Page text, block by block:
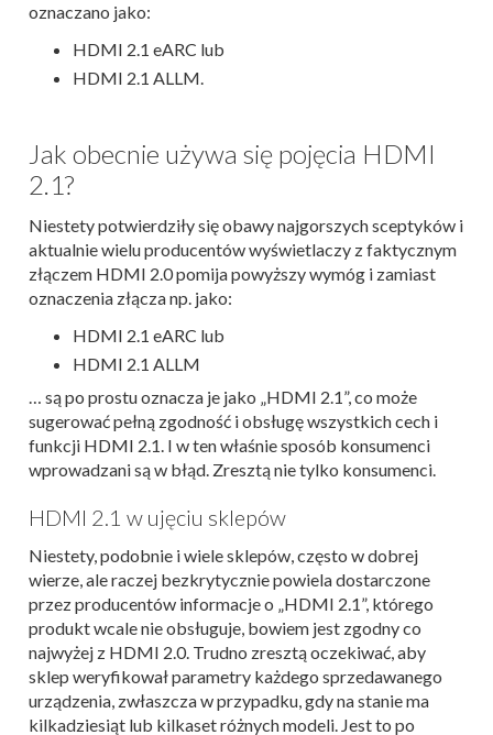
oznaczano jako:
HDMI 2.1 eARC lub
HDMI 2.1 ALLM.
Jak obecnie używa się pojęcia HDMI
2.1?
Niestety potwierdziły się obawy najgorszych sceptyków i
aktualnie wielu producentów wyświetlaczy z faktycznym
złączem HDMI 2.0 pomija powyższy wymóg i zamiast
oznaczenia złącza np. jako:
HDMI 2.1 eARC lub
HDMI 2.1 ALLM
… są po prostu oznacza je jako „HDMI 2.1”, co może
sugerować pełną zgodność i obsługę wszystkich cech i
funkcji HDMI 2.1. I w ten właśnie sposób konsumenci
wprowadzani są w błąd. Zresztą nie tylko konsumenci.
HDMI 2.1 w ujęciu sklepów
Niestety, podobnie i wiele sklepów, często w dobrej
wierze, ale raczej bezkrytycznie powiela dostarczone
przez producentów informacje o „HDMI 2.1”, którego
produkt wcale nie obsługuje, bowiem jest zgodny co
najwyżej z HDMI 2.0. Trudno zresztą oczekiwać, aby
sklep weryfikował parametry każdego sprzedawanego
urządzenia, zwłaszcza w przypadku, gdy na stanie ma
kilkadziesiąt lub kilkaset różnych modeli. Jest to po